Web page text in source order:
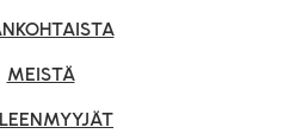
MEISTÄ